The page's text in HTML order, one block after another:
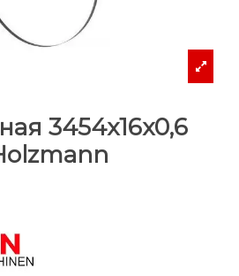
3454x16x0,6